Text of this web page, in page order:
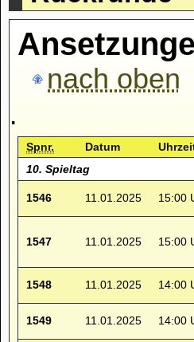
nach oben
.
Spnr. Datum
10. Spieltag
1546 11.01.2025 15:00
1547 11.01.2025 15:00
1548 11.01.2025 14:00
1549 11.01.2025 14:00